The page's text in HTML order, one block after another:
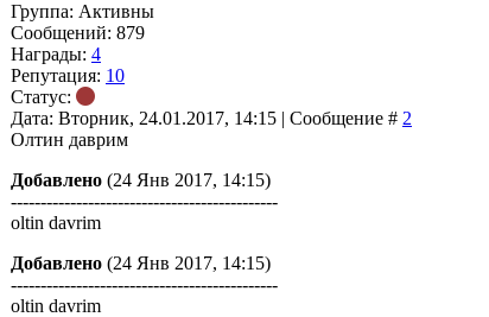
Группа: Aктивны
Сообщений: 879
Награды: 4
Репутация: 10
Статус:
Дата: Вторник, 24.01.2017, 14:15 | Сообщение # 2
Олтин даврим
Добавлено (24 Янв 2017, 14:15)
---------------------------------------------
oltin davrim
Добавлено (24 Янв 2017, 14:15)
---------------------------------------------
oltin davrim